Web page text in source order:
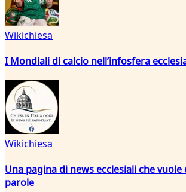
Wikichiesa
I Mondiali di calcio nell’infosfera
Wikichiesa
Una pagina di news ecclesiali che
parole